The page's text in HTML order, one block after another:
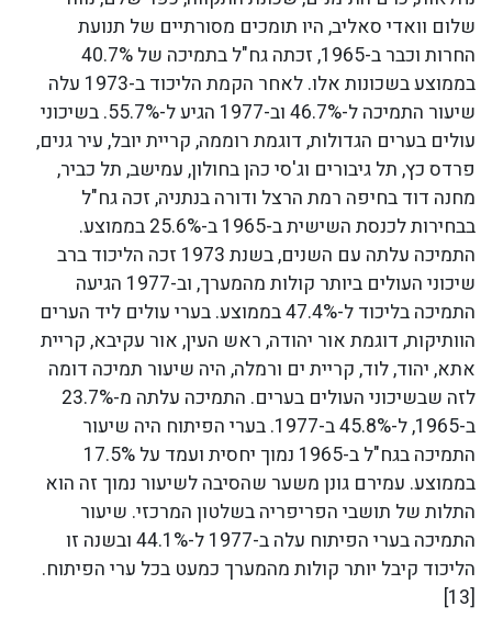
שלום וואדי סאליב, היו תומכים מסורתיים של תנועת
החרות וכבר ב-1965, זכתה גח"ל בתמיכה של 40.7%
בממוצע בשכונות אלו. לאחר הקמת הליכוד ב-1973 עלה
שיעור התמיכה ל-46.7% וב-1977 הגיע ל-55.7%. בשיכוני
עולים בערים הגדולות, דוגמת רוממה, קריית יובל, עיר גנים,
פרדס כץ, תל גיבורים וג'סי כהן בחולון, עמישב, תל כביר,
מחנה דוד בחיפה רמת הרצל ודורה בנתניה, זכה גח"ל
בבחירות לכנסת השישית ב-1965 ב-25.6% בממוצע.
התמיכה עלתה עם השנים, בשנת 1973 זכה הליכוד ברב
שיכוני העולים ביותר קולות מהמערך, וב-1977 הגיעה
התמיכה בליכוד ל-47.4% בממוצע. בערי עולים ליד הערים
הוותיקות, דוגמת אור יהודה, ראש העין, אור עקיבא, קריית
אתא, יהוד, לוד, קריית ים ורמלה, היה שיעור תמיכה דומה
לזה שבשיכוני העולים בערים. התמיכה עלתה מ-23.7%
ב-1965, ל-45.8% ב-1977. בערי הפיתוח היה שיעור
התמיכה בגח"ל ב-1965 נמוך יחסית ועמד על 17.5%
בממוצע. עמירם גונן משער שהסיבה לשיעור נמוך זה הוא
התלות של תושבי הפריפריה בשלטון המרכזי. שיעור
התמיכה בערי הפיתוח עלה ב-1977 ל-44.1% ובשנה זו
הליכוד קיבל יותר קולות מהמערך כמעט בכל ערי הפיתוח.
[13]